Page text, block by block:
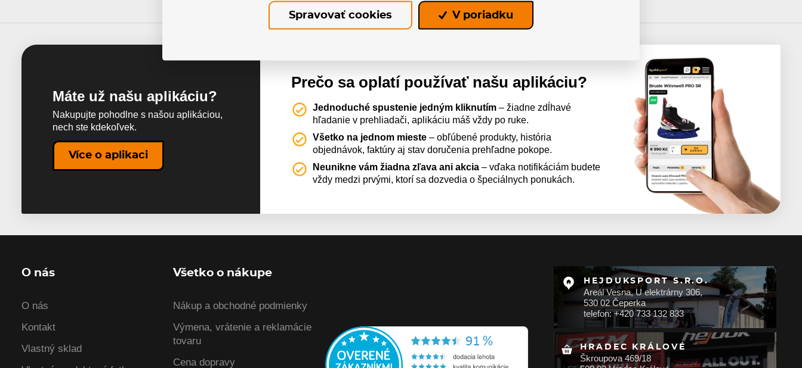
Máte už našu aplikáciu?
Nakupujte pohodlne s našou aplikáciou,
nech ste kdekoľvek.
Více o aplikaci
Prečo sa oplatí používať našu aplikáciu?
Jednoduché spustenie jedným kliknutím – žiadne zdĺhavé
hľadanie v prehliadači, aplikáciu máš vždy po ruke.
Všetko na jednom mieste – obľúbené produkty, história
objednávok, faktúry aj stav doručenia prehľadne pokope.
Neunikne vám žiadna zľava ani akcia – vďaka notifikáciám budete
vždy medzi prvými, ktorí sa dozvedia o špeciálnych ponukách.
O nás
O nás
Kontakt
Vlastný sklad
Všetko o nákupe
Nákup a obchodné podmienky
Výmena, vrátenie a reklamácie
tovaru
Cena dopravy
HEJDUKSPORT S.R.O.
Areál Vesna, U elektrárny 306,
530 02 Čeperka
telefon: +420 733 132 833
HRADEC KRÁLOVÉ
Škroupova 469/18
Spravovať cookies V poriadku